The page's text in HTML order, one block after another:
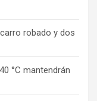
robado y dos
°C mantendrán